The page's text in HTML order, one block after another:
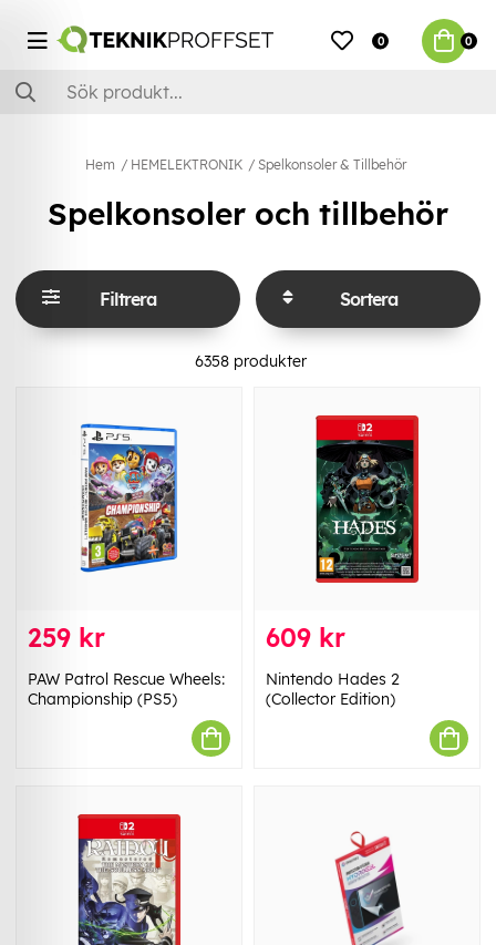
0 0
Hem HEMELEKTRONIK Spelkonsoler & Tillbehör
Spelkonsoler och tillbehör
Filtrera Sortera
6358produkter
259 kr
PAW Patrol Rescue Wheels:
Championship (PS5)
609 kr
Nintendo Hades 2
(Collector Edition)